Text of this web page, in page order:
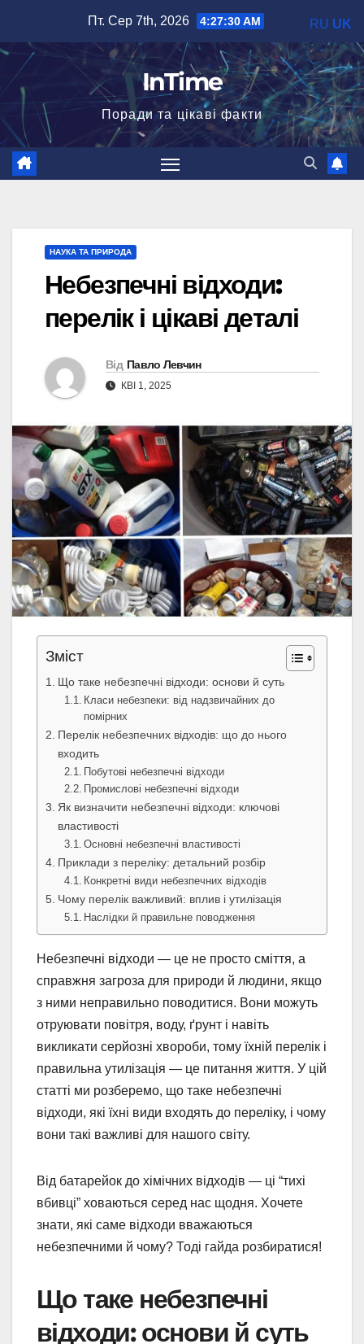
вмісту
Пт. Сер 7th, 2026 4:27:31 AM
InTime
Поради та цікаві факти
НАУКА ТА ПРИРОДА
Небезпечні відходи:
перелік і цікаві деталі
Від Павло Левчин
КВІ 1, 2025
Зміст
Що таке небезпечні відходи: основи й суть
Класи небезпеки: від надзвичайних до
помірних
Перелік небезпечних відходів: що до нього
входить
Побутові небезпечні відходи
Промислові небезпечні відходи
Як визначити небезпечні відходи: ключові
властивості
Основні небезпечні властивості
Приклади з переліку: детальний розбір
Конкретні види небезпечних відходів
Чому перелік важливий: вплив і утилізація
Наслідки й правильне поводження
Небезпечні відходи — це не просто сміття, а
справжня загроза для природи й людини, якщо
з ними неправильно поводитися. Вони можуть
отруювати повітря, воду, ґрунт і навіть
викликати серйозні хвороби, тому їхній перелік і
правильна утилізація — це питання життя. У цій
статті ми розберемо, що таке небезпечні
відходи, які їхні види входять до переліку, і чому
вони такі важливі для нашого світу.
Від батарейок до хімічних відходів — ці “тихі
вбивці” ховаються серед нас щодня. Хочете
знати, які саме відходи вважаються
небезпечними й чому? Тоді гайда розбиратися!
Що таке небезпечні
відходи: основи й суть
RU UK